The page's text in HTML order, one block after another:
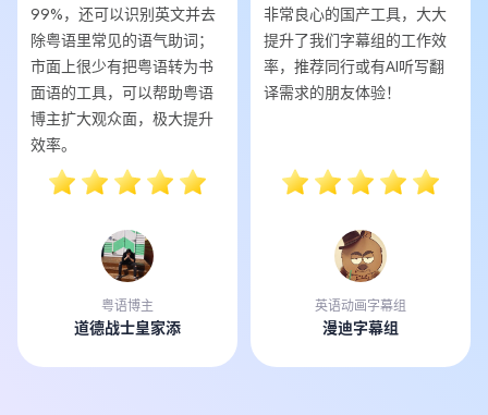
99%，还可以识别英文并去
除粤语里常见的语气助词；
市面上很少有把粤语转为书
面语的工具，可以帮助粤语
博主扩大观众面，极大提升
效率。
粤语博主
道德战士皇家添
非常良心的国产工具，大大
提升了我们字幕组的工作效
率，推荐同行或有AI听写翻
译需求的朋友体验！
英语动画字幕组
漫迪字幕组